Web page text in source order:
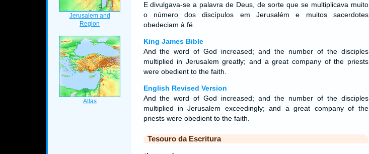
E divulgava-se a palavra de Deus, de sorte que se multiplicava muito
o número dos discípulos em Jerusalém e muitos sacerdotes
obedeciam à fé.
King James Bible
And the word of God increased; and the number of the disciples
multiplied in Jerusalem greatly; and a great company of the priests
were obedient to the faith.
English Revised Version
And the word of God increased; and the number of the disciples
multiplied in Jerusalem exceedingly; and a great company of the
priests were obedient to the faith.
Tesouro da Escritura